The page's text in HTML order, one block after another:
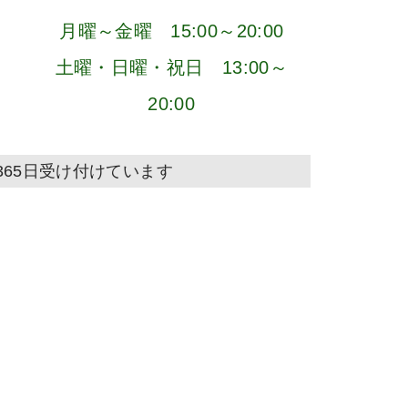
月曜～金曜 15:00～20:00
土曜・日曜・祝日 13:00～
20:00
日受け付けています